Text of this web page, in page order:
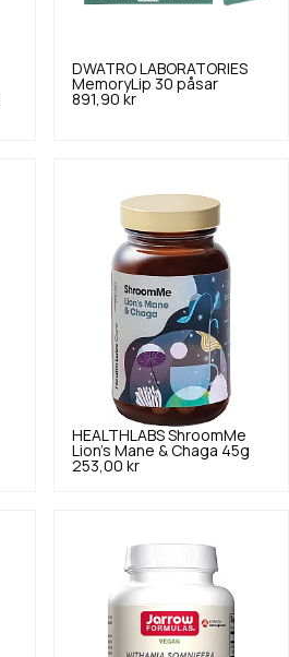
DWATRO LABORATORIES
MemoryLip 30 påsar
891,90 kr
HEALTHLABS ShroomMe
Lion's Mane & Chaga 45g
253,00 kr